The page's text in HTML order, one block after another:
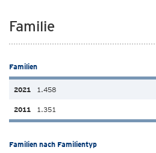
Familie
Familien
1.458
1.351
Familien nach Familientyp